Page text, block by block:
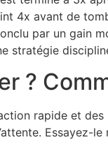
4x avant de
par un gain
stratégie
?
rapide et
Essayez-